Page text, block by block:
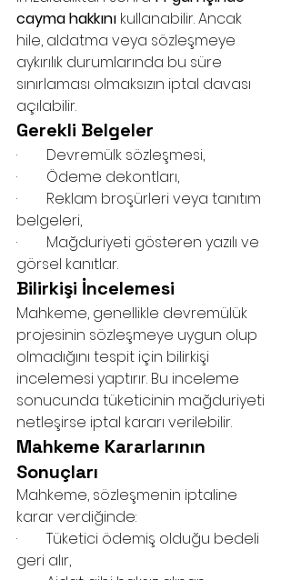
cayma hakkını kullanabilir. Ancak
hile, aldatma veya sözleşmeye
aykırılık durumlarında bu süre
sınırlaması olmaksızın iptal davası
açılabilir.
Gerekli Belgeler
·        Devremülk sözleşmesi,
·        Ödeme dekontları,
·        Reklam broşürleri veya tanıtım
belgeleri,
·        Mağduriyeti gösteren yazılı ve
görsel kanıtlar.
Bilirkişi İncelemesi
Mahkeme, genellikle devremülük
projesinin sözleşmeye uygun olup
olmadığını tespit için bilirkişi
incelemesi yaptırır. Bu inceleme
sonucunda tüketicinin mağduriyeti
netleşirse iptal kararı verilebilir.
Mahkeme Kararlarının
Sonuçları
Mahkeme, sözleşmenin iptaline
karar verdiğinde:
·        Tüketici ödemiş olduğu bedeli
geri alır,